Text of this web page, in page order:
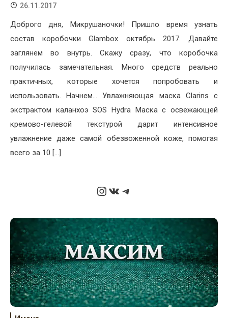
26.11.2017
Доброго дня, Микрушаночки! Пришло время узнать
состав коробочки Glambox октябрь 2017. Давайте
заглянем во внутрь. Скажу сразу, что коробочка
получилась замечательная. Много средств реально
практичных, которые хочется попробовать и
использовать. Начнем… Увлажняющая маска Clarins с
экстрактом каланхоэ SOS Hydra Маска с освежающей
кремово-гелевой текстурой дарит интенсивное
увлажнение даже самой обезвоженной коже, помогая
всего за 10 […]
Instagram
ВКонтакте
Telegram